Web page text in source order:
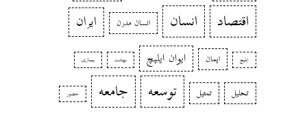
اقتصاد
انسان انسان مدرن ایران
ایلیچ ایمان ایوان ایلیچ بهشت بیماری
تحلیل تمثیل توسعه جامعه حضور